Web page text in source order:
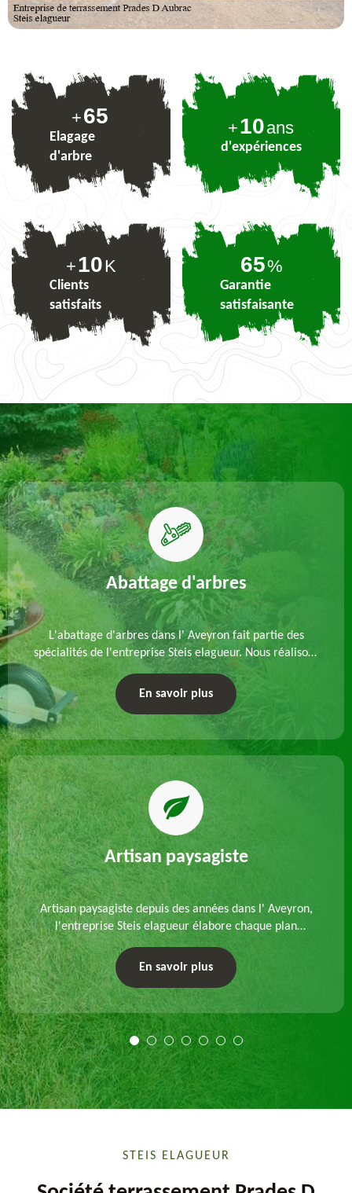
+80
Elagage
d'arbre
+10ans
d'expériences
+10K
Clients
satisfaits
80%
Garantie
satisfaisante
Abattage d'arbres
L'abattage d'arbres dans l' Aveyron fait partie des
spécialités de l'entreprise Steis elagueur. Nous réalisons
un abattage direct ou par démontage, tenant compte
des particularités du site et des végétaux.
En savoir plus
Artisan paysagiste
Artisan paysagiste depuis des années dans l' Aveyron,
l'entreprise Steis elagueur élabore chaque plan
d'aménagement paysager et exécute les travaux
afférents. Devis gratuit et sur mesure.
En savoir plus
STEIS ELAGUEUR